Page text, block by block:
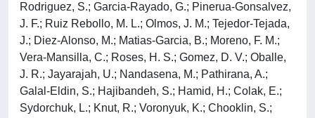
Rodriguez, S.; Garcia-Rayado, G.; Pinerua-Gonsalvez,
J. F.; Ruiz Rebollo, M. L.; Olmos, J. M.; Tejedor-Tejada,
J.; Diez-Alonso, M.; Matias-Garcia, B.; Moreno, F. M.;
Vera-Mansilla, C.; Roses, H. S.; Gomez, D. V.; Oballe,
J. R.; Jayarajah, U.; Nandasena, M.; Pathirana, A.;
Galal-Eldin, S.; Hajibandeh, S.; Hamid, H.; Colak, E.;
Sydorchuk, L.; Knut, R.; Voronyuk, K.; Chooklin, S.;